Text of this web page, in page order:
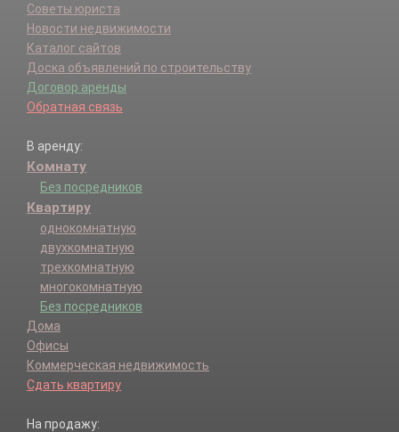
Советы юриста
Новости недвижимости
Каталог сайтов
Доска объявлений по строительству
Договор аренды
Обратная связь
В аренду:
Комнату
Без посредников
Квартиру
однокомнатную
двухкомнатную
трехкомнатную
многокомнатную
Без посредников
Дома
Офисы
Коммерческая недвижимость
Сдать квартиру
На продажу: